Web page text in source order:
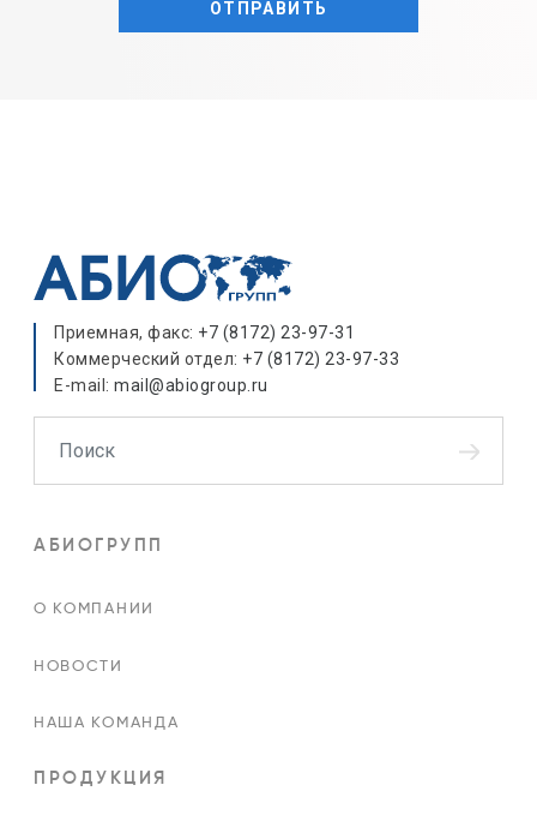
Приемная, факс: +7 (8172) 23-97-31
Коммерческий отдел: +7 (8172) 23-97-33
E-mail: mail@abiogroup.ru
АБИОГРУПП
О КОМПАНИИ
НОВОСТИ
НАША КОМАНДА
ПРОДУКЦИЯ